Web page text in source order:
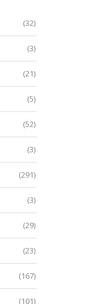
(32)
(3)
(21)
(5)
(52)
(3)
(291)
(3)
(29)
(23)
(167)
(101)